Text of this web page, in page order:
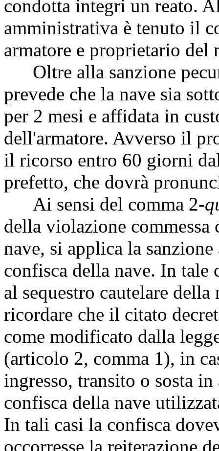
condotta integri un reato.
amministrativa è tenuto il
armatore e proprietario del
Oltre alla sanzione
prevede che la nave sia
per 2 mesi e affidata in
dell'armatore. Avverso il
il ricorso entro 60 giorni
prefetto, che dovrà
Ai sensi del comma 2-
della violazione
nave, si applica la
confisca della nave. In tale
al sequestro cautelare
ricordare che il citato
come modificato dalla
(articolo 2, comma 1), in
ingresso, transito o sosta
confisca della nave
In tali casi la confisca
occorresse la reiterazione